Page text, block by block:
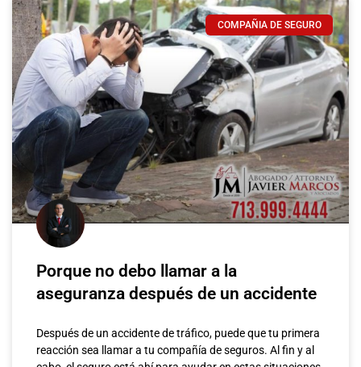
COMPAÑIA DE SEGURO
Porque no debo llamar a la
aseguranza después de un accidente
Después de un accidente de tráfico, puede que tu primera
reacción sea llamar a tu compañía de seguros. Al fin y al